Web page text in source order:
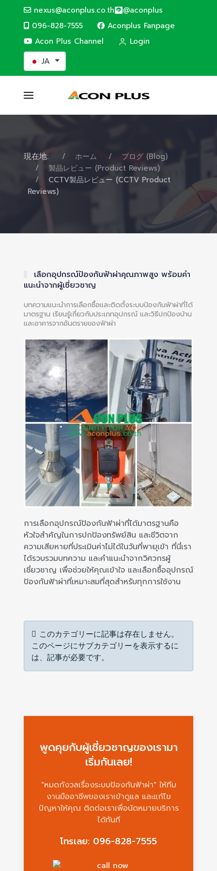
nexus@aconplus.co.th @aconplus
096-828-7555
Aconplus Fanpage
Acon Plus Channel
Login
あなたが使う言語を選んでください
JA
現在地: ホーム
ブログ (Blog)
製品レビュー (Product Reviews)
CCTV製品レビュー (CCTV Product
Reviews)
เลือกอุปกรณ์ป้องกันฟ้าผ่าคุณภาพสูง พร้อมคำ
แนะนำจากผู้เชี่ยวชาญ
บทความแนะนำการเลือกซื้อและติดตั้งระบบป้องกันฟ้าผ่าที่ได้
มาตรฐาน เรียนรู้เกี่ยวกับประเภทอุปกรณ์ และวิธีปกป้องบ้าน
และอาคารจากอันตรายของฟ้าผ่า
การเลือกอุปกรณ์ป้องกันฟ้าผ่าที่ได้มาตรฐานคือ
หัวใจสำคัญในการปกป้องทรัพย์สิน และชีวิตจาก
ความเสียหายที่ประเมินค่าไม่ได้ในวันที่พายุเข้า ที่นี่เรา
ได้รวบรวมบทความ และคำแนะนำจากวิศวกรผู้
เชี่ยวชาญ เพื่อช่วยให้คุณเข้าใจ และเลือกซื้ออุปกรณ์
ป้องกันฟ้าผ่าที่เหมาะสมที่สุดสำหรับทุกการใช้งาน
情報
このカテゴリーに記事は存在しません。
このページにサブカテゴリーを表示するに
は、記事が必要です。
พูดคุยกับผู้เชี่ยวชาญของเรามา
เริ่มกันเลย!
"หมดกังวลเรื่องระบบป้องกันฟ้าผ่า" ให้ทีม
งานมืออาชีพของเราเข้าดูแล และแก้ไข
ปัญหาให้คุณ ติดต่อเราเพื่อนัดหมายบริการ
ได้ทันที
โทรเลย: 096-828-7555